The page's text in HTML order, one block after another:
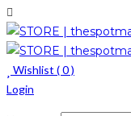
Wishlist (0)
Login